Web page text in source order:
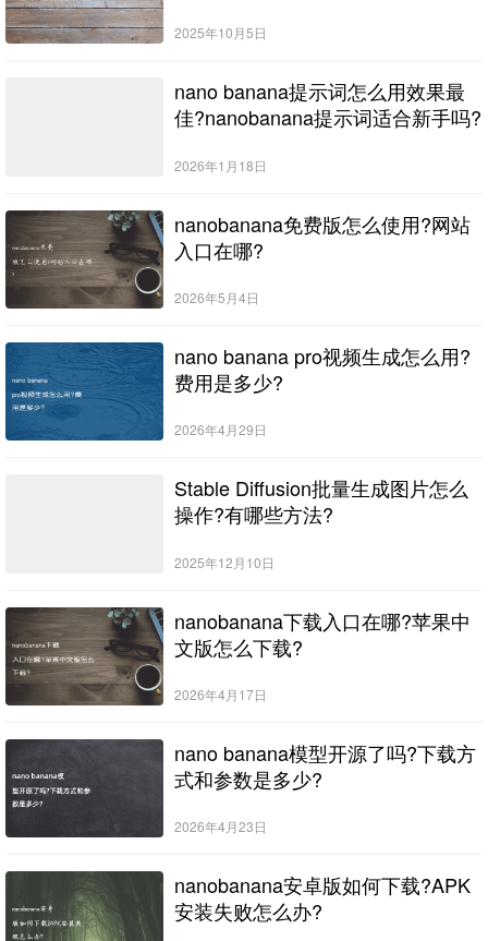
2025年10月5日
nano banana提示词怎么用效果最
佳?nanobanana提示词适合新手吗?
2026年1月18日
nanobanana免费版怎么使用?网站
入口在哪?
2026年5月4日
nano banana pro视频生成怎么用?
费用是多少?
2026年4月29日
Stable Diffusion批量生成图片怎么
操作?有哪些方法?
2025年12月10日
nanobanana下载入口在哪?苹果中
文版怎么下载?
2026年4月17日
nano banana模型开源了吗?下载方
式和参数是多少?
2026年4月23日
nanobanana安卓版如何下载?APK
安装失败怎么办?